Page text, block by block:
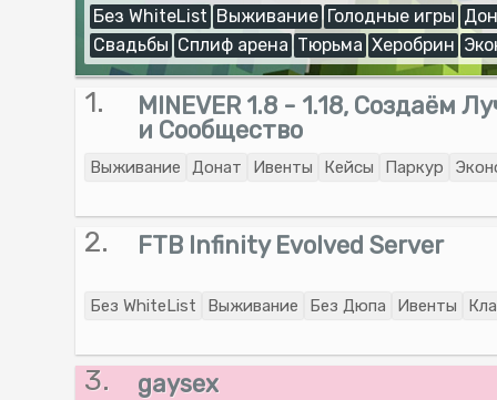
Без WhiteList Выживание Голодные игры
Свадьбы Сплиф арена Тюрьма Херобрин
1.
MINEVER 1.8 - 1.18, Создаём
и Сообщество
Выживание Донат Ивенты Кейсы Паркур
2. FTB Infinity Evolved Server
Без WhiteList Выживание Без Дюпа Ивенты
3. gaysex